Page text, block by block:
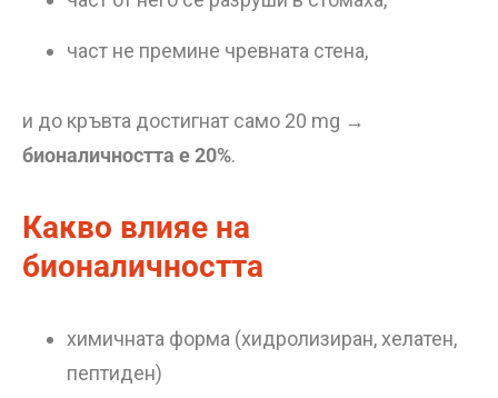
част не премине чревната стена,
и до кръвта достигнат само 20 mg →
бионаличността е 20%.
Какво влияе на
бионаличността
химичната форма (хидролизиран, хелатен,
пептиден)